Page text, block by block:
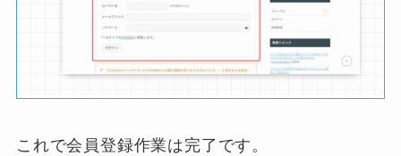
これで会員登録作業は完了です。